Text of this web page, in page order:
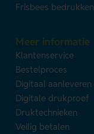
Frisbees bedrukken
Meer informatie
Klantenservice
Bestelproces
Digitaal aanleveren
Digitale drukproef
Druktechnieken
Veilig betalen